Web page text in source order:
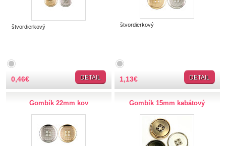
Bižutérny kútik
Burda strihy
Doplnky
Gombíky
Gombíky stláčacie, riflové
štvordierkový
0,46€ DETAIL
štvordierkový
1,13€ DETAIL
Gombík 22mm kov Gombík 15mm kabátový